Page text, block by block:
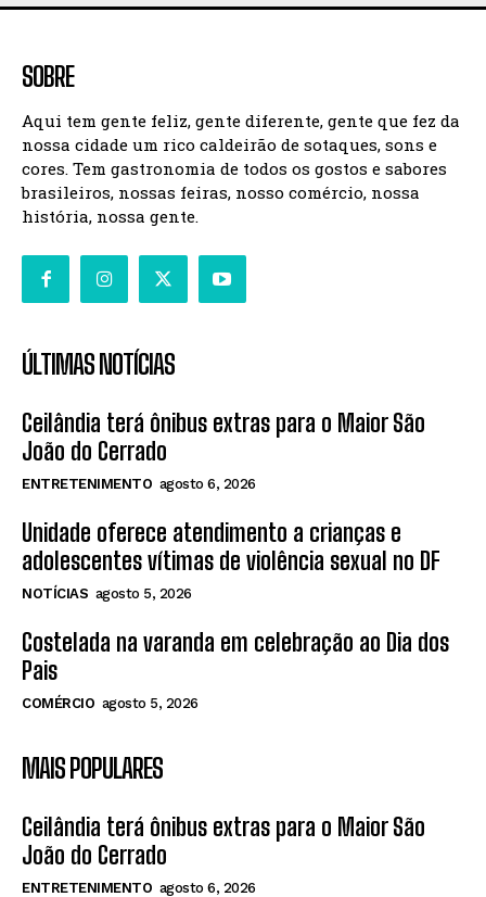
SOBRE
Aqui tem gente feliz, gente diferente, gente que fez da
nossa cidade um rico caldeirão de sotaques, sons e
cores. Tem gastronomia de todos os gostos e sabores
brasileiros, nossas feiras, nosso comércio, nossa
história, nossa gente.
ÚLTIMAS NOTÍCIAS
Ceilândia terá ônibus extras para o Maior São
João do Cerrado
ENTRETENIMENTO agosto 6, 2026
Unidade oferece atendimento a crianças e
adolescentes vítimas de violência sexual no DF
NOTÍCIAS agosto 5, 2026
Costelada na varanda em celebração ao Dia dos
Pais
COMÉRCIO agosto 5, 2026
MAIS POPULARES
Ceilândia terá ônibus extras para o Maior São
João do Cerrado
ENTRETENIMENTO agosto 6, 2026